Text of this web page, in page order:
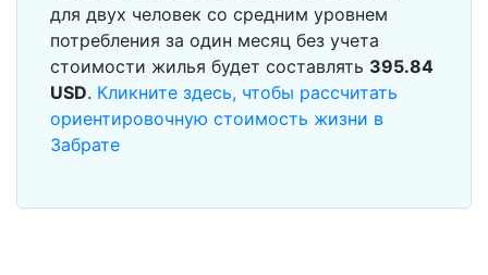
для двух человек со средним уровнем
потребления за один месяц без учета
стоимости жилья будет составлять 395.84
USD. Кликните здесь, чтобы рассчитать
ориентировочную стоимость жизни в
Забрате